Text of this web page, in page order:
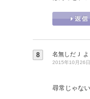
8 名無しだＪ よ
2015年10月26
尋常じゃな